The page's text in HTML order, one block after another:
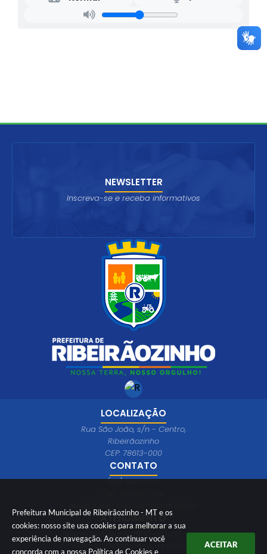
Prefeitura Municipal de Ribeirãozinho - MT e os
cookies: nosso site usa cookies para melhorar a sua
experiência de navegação. Ao continuar você
concorda com a nossa Política de Cookies e
ACEITAR
LOCALIZAÇÃO
Rua São João, s/n - Centro,
Ribeirãozinho
CEP: 78613-000
CONTATO
(66) 3415-1207
ATENDIMENTO
Segunda à Sexta 08:00 às 11:00 e das
13:00 às 17:00 horário de Brasília
NEWSLETTER
Inscreva-se e receba informativos